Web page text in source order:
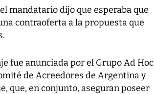
mandatario dijo que esperaba que
contraoferta a la propuesta que
fue anunciada por el Grupo Ad Hoc
de Acreedores de Argentina y
que, en conjunto, aseguran poseer